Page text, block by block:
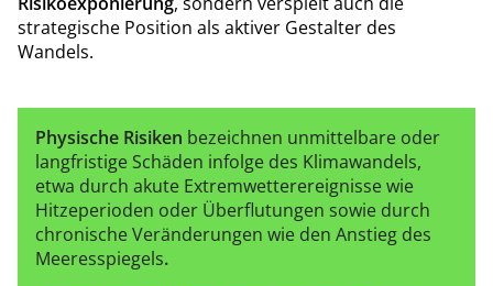
strategische Position als aktiver Gestalter des
Wandels.
Physische Risiken bezeichnen unmittelbare oder
langfristige Schäden infolge des Klimawandels,
etwa durch akute Extremwetterereignisse wie
Hitzeperioden oder Überflutungen sowie durch
chronische Veränderungen wie den Anstieg des
Meeresspiegels.